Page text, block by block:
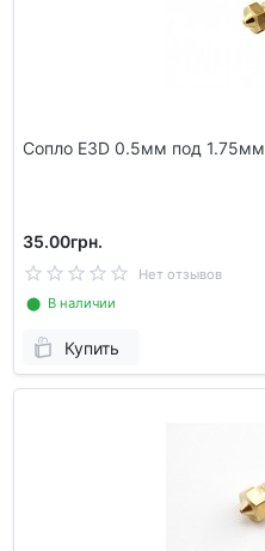
Сопло E3D 0.5мм под
35.00грн.
Нет отзывов
⬤ В наличии
Купить